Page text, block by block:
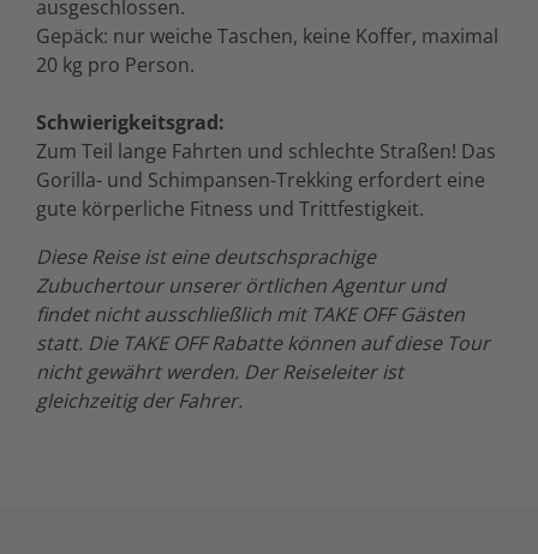
ausgeschlossen.
Gepäck: nur weiche Taschen, keine Koffer, maximal
20 kg pro Person.
Schwierigkeitsgrad:
Zum Teil lange Fahrten und schlechte Straßen! Das
Gorilla- und Schimpansen-Trekking erfordert eine
gute körperliche Fitness und Trittfestigkeit.
Diese Reise ist eine deutschsprachige
Zubuchertour unserer örtlichen Agentur und
findet nicht ausschließlich mit TAKE OFF Gästen
statt. Die TAKE OFF Rabatte können auf diese Tour
nicht gewährt werden. Der Reiseleiter ist
gleichzeitig der Fahrer.